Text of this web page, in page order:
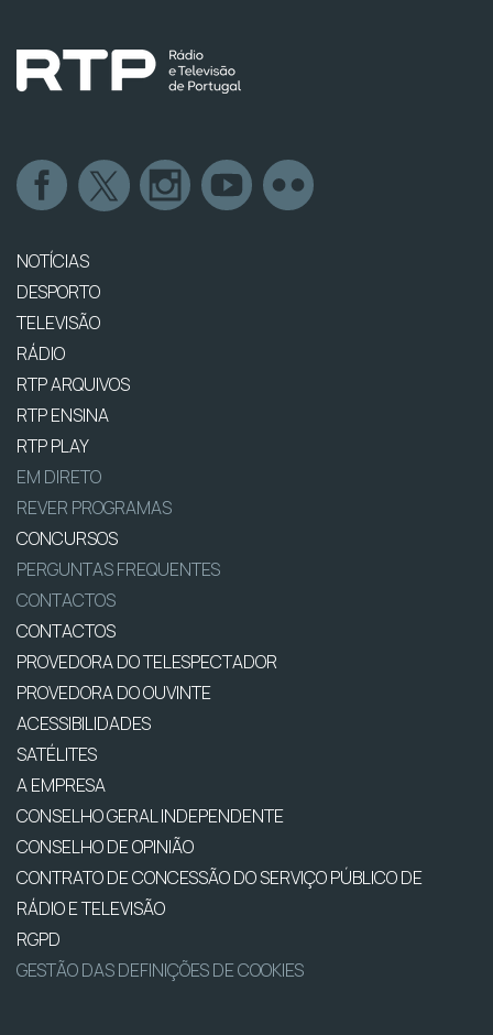
NOTÍCIAS
DESPORTO
TELEVISÃO
RÁDIO
RTP ARQUIVOS
RTP ENSINA
RTP PLAY
EM DIRETO
REVER PROGRAMAS
CONCURSOS
PERGUNTAS FREQUENTES
CONTACTOS
CONTACTOS
PROVEDORA DO TELESPECTADOR
PROVEDORA DO OUVINTE
ACESSIBILIDADES
SATÉLITES
A EMPRESA
CONSELHO GERAL INDEPENDENTE
CONSELHO DE OPINIÃO
CONTRATO DE CONCESSÃO DO SERVIÇO PÚBLICO DE
RÁDIO E TELEVISÃO
RGPD
GESTÃO DAS DEFINIÇÕES DE COOKIES